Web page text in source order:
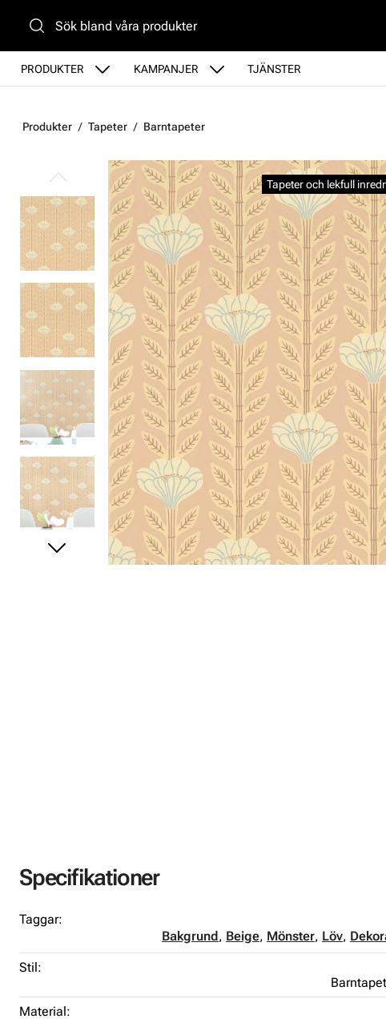
PRODUKTER KAMPANJER TJÄNSTER
Produkter Tapeter Barntapeter
Tapeter och lekfull
Hoppa över bilder
Specifikationer
Taggar:
Bakgrund, Beige, Mönster, Löv,
Stil:
Material: